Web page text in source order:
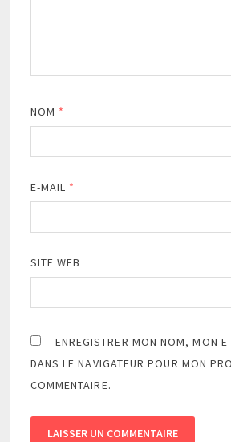
NOM *
E-MAIL *
SITE WEB
ENREGISTRER MON NOM, MON
DANS LE NAVIGATEUR POUR MON
COMMENTAIRE.